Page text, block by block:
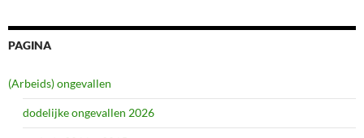
PAGINA
(Arbeids) ongevallen
dodelijke ongevallen 2026